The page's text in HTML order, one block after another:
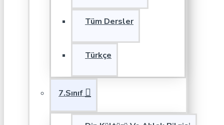
Tüm Dersler
Türkçe
7.Sınıf